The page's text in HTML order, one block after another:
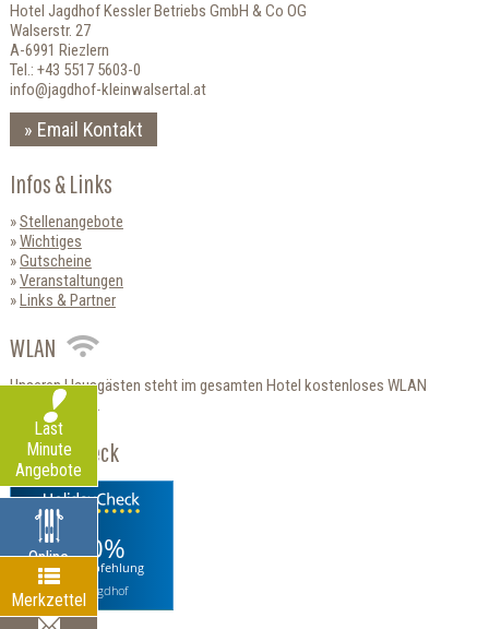
Hotel Jagdhof Kessler Betriebs GmbH & Co OG
Walserstr. 27
A-6991 Riezlern
Tel.: +43 5517 5603-0
info@jagdhof-kleinwalsertal.at
Email Kontakt
Infos & Links
Stellenangebote
Wichtiges
Gutscheine
Veranstaltungen
Links & Partner
WLAN
Unseren Hausgästen steht im gesamten Hotel kostenloses WLAN
zur Verfügung.
HolidayCheck
100%
Weiterempfehlung
Hotel Jagdhof
Online
Verleih
Last
Minute
Angebote
Merkzettel